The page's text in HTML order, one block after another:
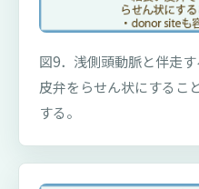
図9．浅側頭動脈と伴走
皮弁をらせん状にするこ
する。